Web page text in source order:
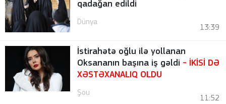
qadağan edildi
Dünya
13:39
İstirahətə oğlu ilə yollanan
Oksananın başına iş gəldi - İKİSİ DƏ
XƏSTƏXANALIQ OLDU
Şou
11:52